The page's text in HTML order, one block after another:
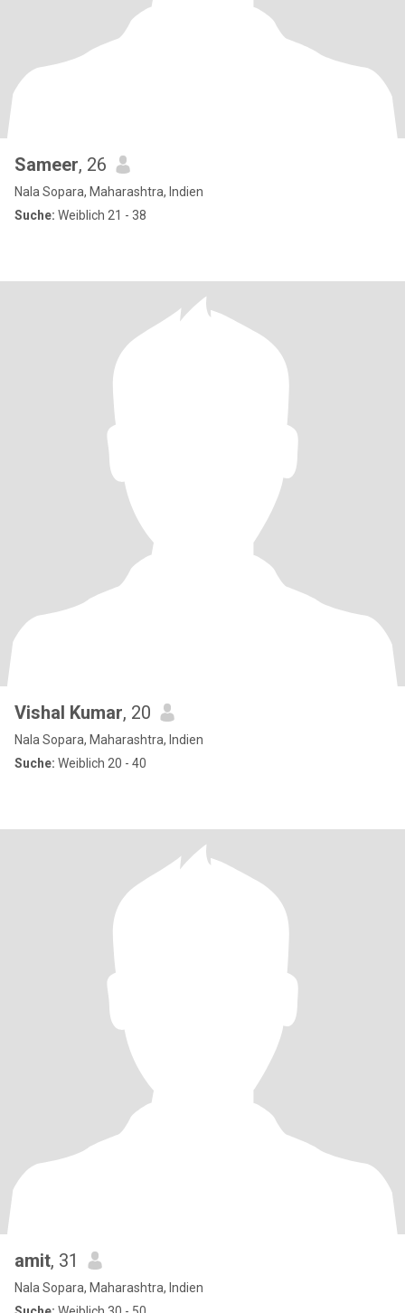
Sameer, 26
Nala Sopara, Maharashtra, Indien
Suche: Weiblich 21 - 38
Vishal Kumar, 20
Nala Sopara, Maharashtra, Indien
Suche: Weiblich 20 - 40
amit, 31
Nala Sopara, Maharashtra, Indien